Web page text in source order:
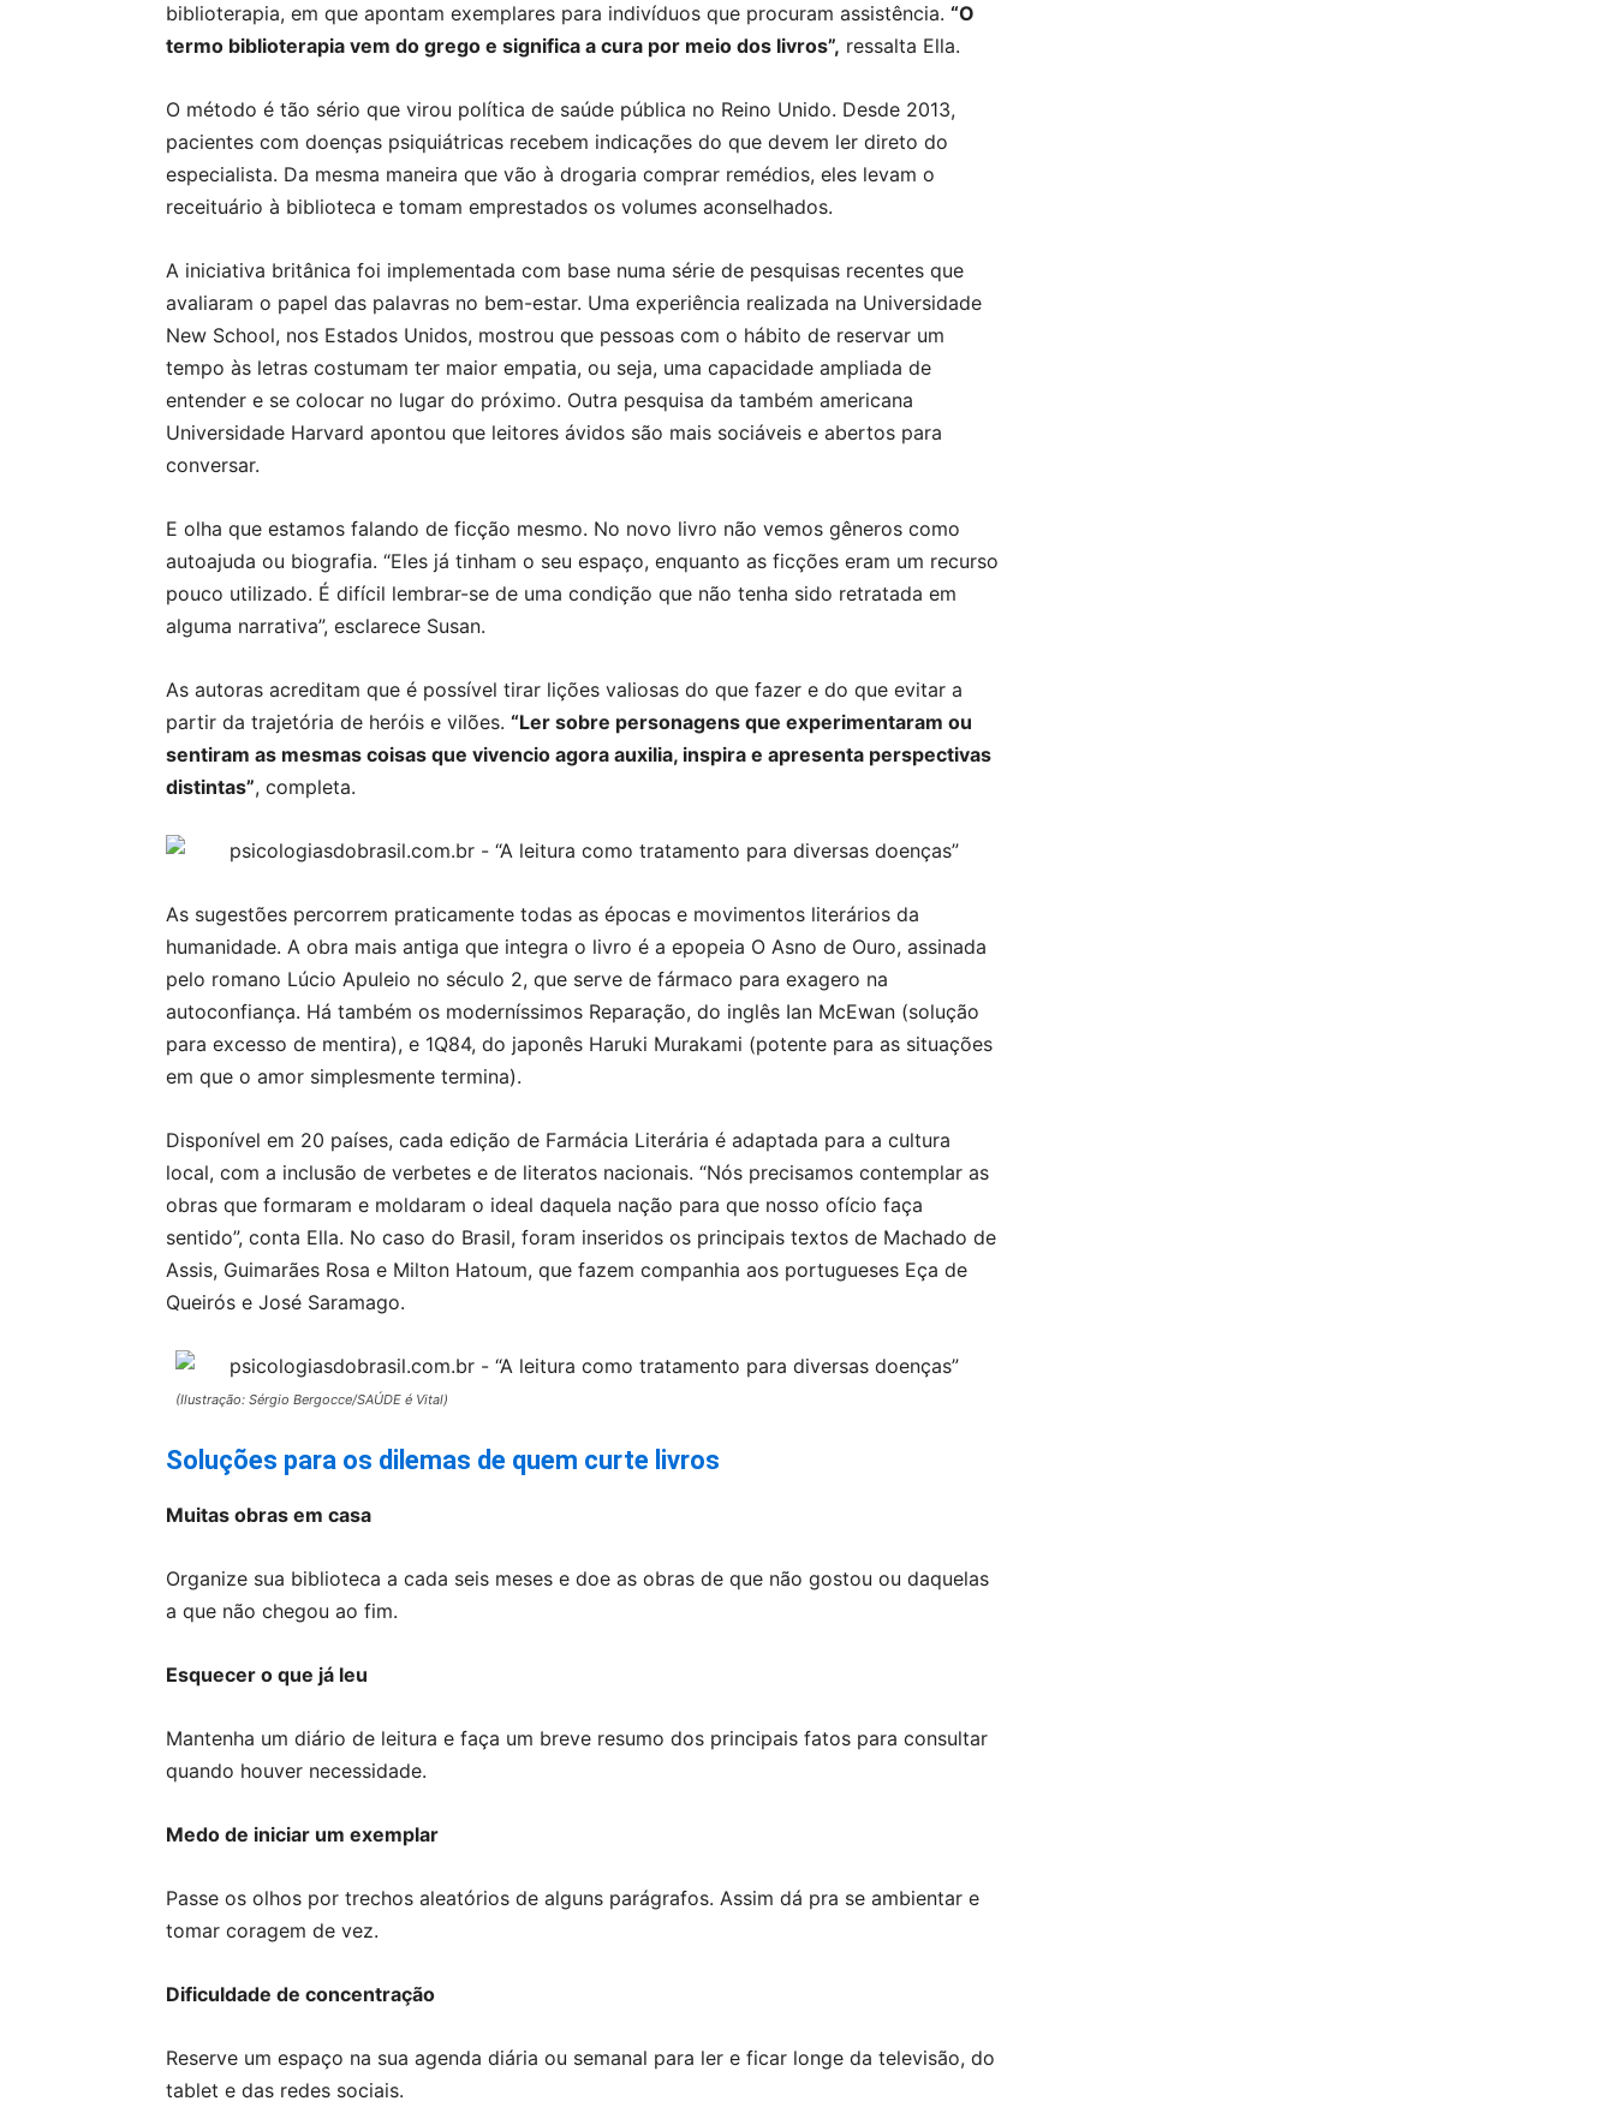
biblioterapia, em que apontam exemplares para indivíduos que procuram assistência. “O
termo biblioterapia vem do grego e significa a cura por meio dos livros”, ressalta Ella.
O método é tão sério que virou política de saúde pública no Reino Unido. Desde 2013,
pacientes com doenças psiquiátricas recebem indicações do que devem ler direto do
especialista. Da mesma maneira que vão à drogaria comprar remédios, eles levam o
receituário à biblioteca e tomam emprestados os volumes aconselhados.
A iniciativa britânica foi implementada com base numa série de pesquisas recentes que
avaliaram o papel das palavras no bem-estar. Uma experiência realizada na Universidade
New School, nos Estados Unidos, mostrou que pessoas com o hábito de reservar um
tempo às letras costumam ter maior empatia, ou seja, uma capacidade ampliada de
entender e se colocar no lugar do próximo. Outra pesquisa da também americana
Universidade Harvard apontou que leitores ávidos são mais sociáveis e abertos para
conversar.
E olha que estamos falando de ficção mesmo. No novo livro não vemos gêneros como
autoajuda ou biografia. “Eles já tinham o seu espaço, enquanto as ficções eram um recurso
pouco utilizado. É difícil lembrar-se de uma condição que não tenha sido retratada em
alguma narrativa”, esclarece Susan.
As autoras acreditam que é possível tirar lições valiosas do que fazer e do que evitar a
partir da trajetória de heróis e vilões. “Ler sobre personagens que experimentaram ou
sentiram as mesmas coisas que vivencio agora auxilia, inspira e apresenta perspectivas
distintas”, completa.
As sugestões percorrem praticamente todas as épocas e movimentos literários da
humanidade. A obra mais antiga que integra o livro é a epopeia O Asno de Ouro, assinada
pelo romano Lúcio Apuleio no século 2, que serve de fármaco para exagero na
autoconfiança. Há também os moderníssimos Reparação, do inglês Ian McEwan (solução
para excesso de mentira), e 1Q84, do japonês Haruki Murakami (potente para as situações
em que o amor simplesmente termina).
Disponível em 20 países, cada edição de Farmácia Literária é adaptada para a cultura
local, com a inclusão de verbetes e de literatos nacionais. “Nós precisamos contemplar as
obras que formaram e moldaram o ideal daquela nação para que nosso ofício faça
sentido”, conta Ella. No caso do Brasil, foram inseridos os principais textos de Machado de
Assis, Guimarães Rosa e Milton Hatoum, que fazem companhia aos portugueses Eça de
Queirós e José Saramago.
(Ilustração: Sérgio Bergocce/SAÚDE é Vital)
Soluções para os dilemas de quem curte livros
Muitas obras em casa
Organize sua biblioteca a cada seis meses e doe as obras de que não gostou ou daquelas
a que não chegou ao fim.
Esquecer o que já leu
Mantenha um diário de leitura e faça um breve resumo dos principais fatos para consultar
quando houver necessidade.
Medo de iniciar um exemplar
Passe os olhos por trechos aleatórios de alguns parágrafos. Assim dá pra se ambientar e
tomar coragem de vez.
Dificuldade de concentração
Reserve um espaço na sua agenda diária ou semanal para ler e ficar longe da televisão, do
tablet e das redes sociais.